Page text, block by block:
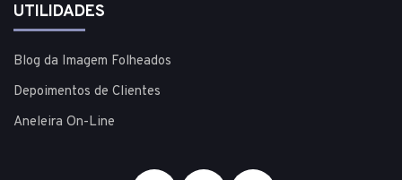
UTILIDADES
Blog da Imagem Folheados
Depoimentos de Clientes
Aneleira On-Line